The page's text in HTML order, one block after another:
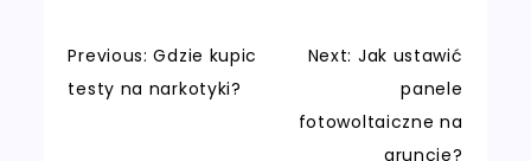
Nawigacja
Previous: Gdzie kupic
testy na narkotyki?
Next: Jak ustawić
panele
fotowoltaiczne na
gruncie?